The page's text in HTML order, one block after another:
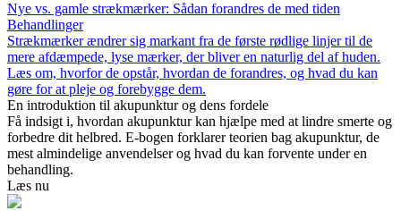
Nye vs. gamle strækmærker: Sådan forandres de med tiden
Behandlinger
Strækmærker ændrer sig markant fra de første rødlige linjer til de
mere afdæmpede, lyse mærker, der bliver en naturlig del af huden.
Læs om, hvorfor de opstår, hvordan de forandres, og hvad du kan
gøre for at pleje og forebygge dem.
En introduktion til akupunktur og dens fordele
Få indsigt i, hvordan akupunktur kan hjælpe med at lindre smerte og
forbedre dit helbred. E-bogen forklarer teorien bag akupunktur, de
mest almindelige anvendelser og hvad du kan forvente under en
behandling.
Læs nu